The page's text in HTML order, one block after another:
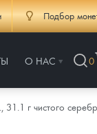
Подбор
О НАС 0
г чистого